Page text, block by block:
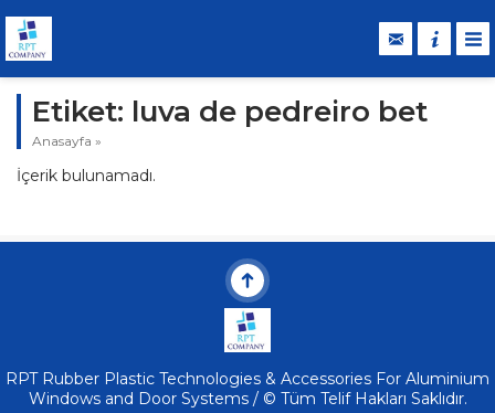
Etiket: luva de pedreiro bet
Anasayfa »
İçerik bulunamadı.
RPT Rubber Plastic Technologies & Accessories For Aluminium
Windows and Door Systems / © Tüm Telif Hakları Saklıdır.